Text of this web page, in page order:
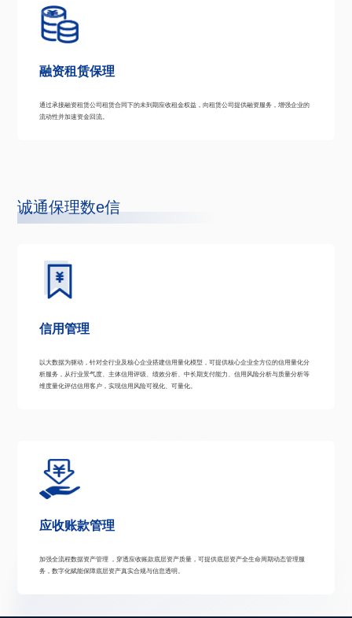
融资租赁保理
通过承接融资租赁公司租赁合同下的未到期应收租金权益，向租赁公司提供融资服务，增强企业的
流动性并加速资金回流。
诚通保理数e信
信用管理
以大数据为驱动，针对全行业及核心企业搭建信用量化模型，可提供核心企业全方位的信用量化分
析服务，从行业景气度、主体信用评级、绩效分析、中长期支付能力、信用风险分析与质量分析等
维度量化评估信用客户，实现信用风险可视化、可量化。
应收账款管理
加强全流程数据资产管理 ，穿透应收账款底层资产质量，可提供底层资产全生命周期动态管理服
务，数字化赋能保障底层资产真实合规与信息透明。